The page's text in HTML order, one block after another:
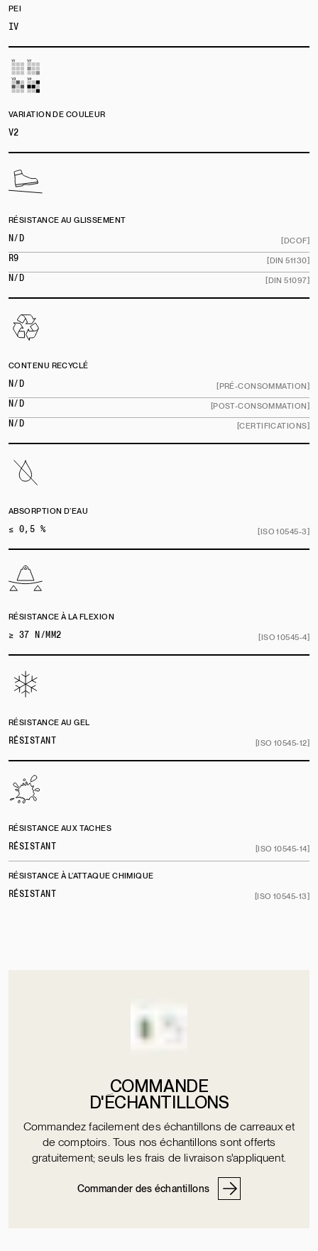
PEI
IV
VARIATION DE COULEUR
V2
RÉSISTANCE AU GLISSEMENT
N/D
[DCOF]
R9
[DIN 51130]
N/D
[DIN 51097]
CONTENU RECYCLÉ
N/D
[PRÉ-CONSOMMATION]
N/D
[POST-CONSOMMATION]
N/D
[CERTIFICATIONS]
ABSORPTION D’EAU
≤ 0,5 %
[ISO 10545-3]
RÉSISTANCE À LA FLEXION
≥ 37 N/MM2
[ISO 10545-4]
RÉSISTANCE AU GEL
RÉSISTANT
[ISO 10545-12]
RÉSISTANCE AUX TACHES
RÉSISTANT
[ISO 10545-14]
RÉSISTANCE À L’ATTAQUE CHIMIQUE
RÉSISTANT
[ISO 10545-13]
COMMANDE
D'ÉCHANTILLONS
Commandez facilement des échantillons de carreaux et
de comptoirs. Tous nos échantillons sont offerts
gratuitement; seuls les frais de livraison s'appliquent.
Commander des échantillons